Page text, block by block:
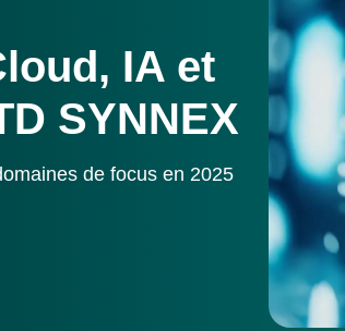
IA et
SYNNEX
de focus en 2025